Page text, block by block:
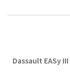
Dassault EASy III